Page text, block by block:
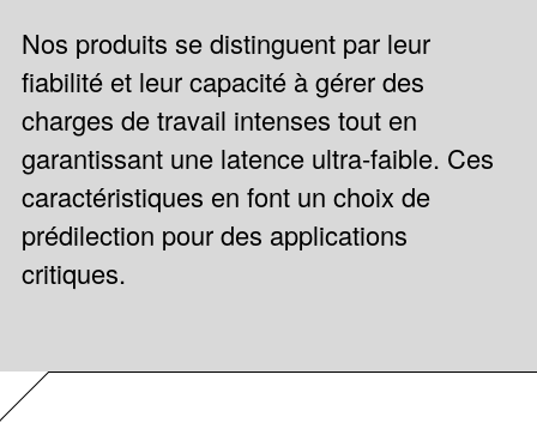
Nos produits se distinguent par leur
fiabilité et leur capacité à gérer des
charges de travail intenses tout en
garantissant une latence ultra-faible. Ces
caractéristiques en font un choix de
prédilection pour des applications
critiques.